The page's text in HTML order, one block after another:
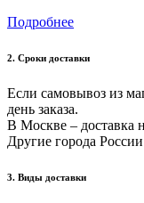
Подробнее
2. Cроки доставки
Если самовывоз из
день заказа.
В Москве – доставка
Другие города
3. Виды доставки